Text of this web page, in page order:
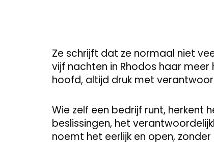
Ze schrijft dat ze normaal niet
vijf nachten in Rhodos haar
hoofd, altijd druk met
Wie zelf een bedrijf runt, herkent
beslissingen, het
noemt het eerlijk en open,